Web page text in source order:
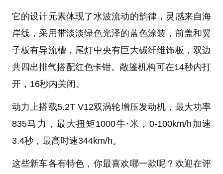
它的设计元素体现了水波流动的韵律，灵感来自海
岸线，采用带淡淡绿色光泽的蓝色涂装，前盖和翼
子板有导流槽，尾灯中央有巨大碳纤维饰板，双边
共四出排气搭配红色卡钳。敞篷机构可在14秒内打
开，16秒内关闭。
动力上搭载5.2T V12双涡轮增压发动机，最大功率
835马力，最大扭矩1000牛·米，0-100km/h加速
3.4秒，最高时速344km/h。
这些新车各有特色，你最喜欢哪一款呢？欢迎在评